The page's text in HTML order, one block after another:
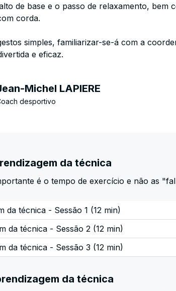
de base e o passo de relaxamento, bem
corda.
simples, familiarizar-se-á com a
e eficaz.
Michel LAPIERE
desportivo
da técnica
é o tempo de exercício e não as
da técnica - Sessão 1 (12 min)
da técnica - Sessão 2 (12 min)
da técnica - Sessão 3 (12 min)
da técnica